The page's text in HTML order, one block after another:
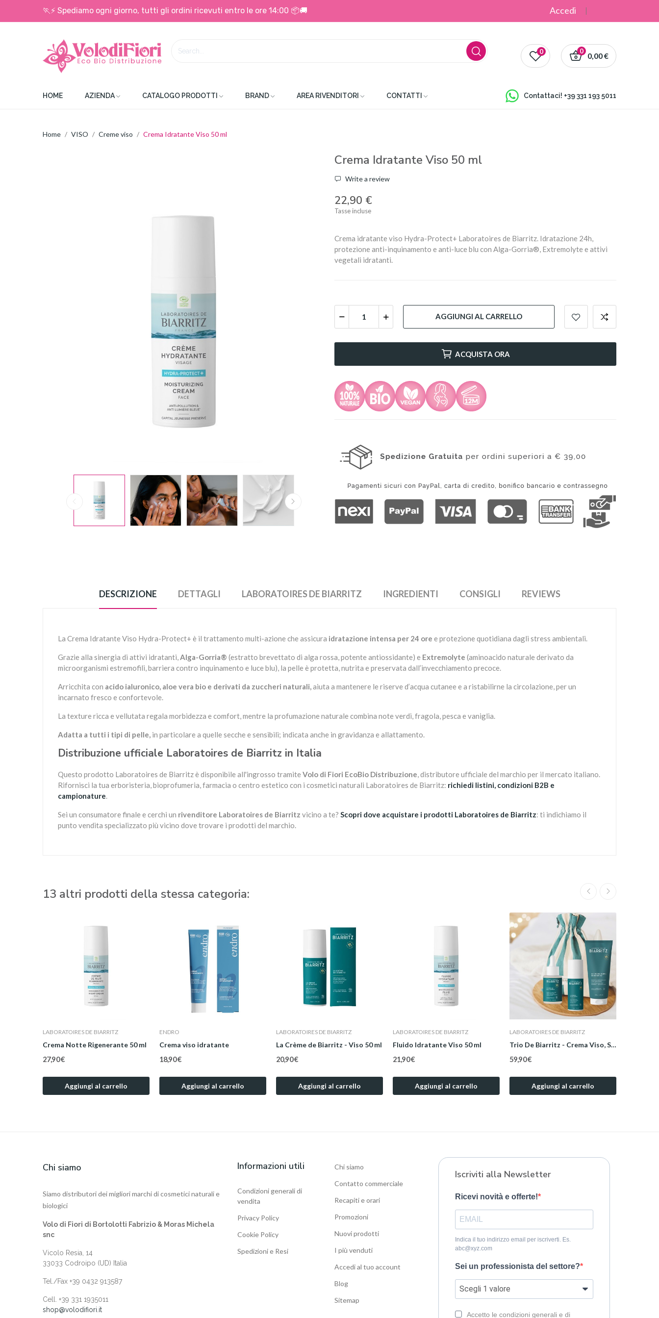
🏃⚡ Spediamo ogni giorno, tutti gli ordini ricevuti entro le ore 14:00 📦🚚 Accedi
0 0,00 €
0
HOME AZIENDA CATALOGO PRODOTTI BRAND AREA RIVENDITORI CONTATTI Contattaci! +39 331 193 5011
Home VISO Creme viso Crema Idratante Viso 50 ml
Crema Idratante Viso 50 ml
Write a review
22,90 €
Tasse incluse
Crema idratante viso Hydra-Protect+ Laboratoires de Biarritz. Idratazione 24h,
protezione anti-inquinamento e anti-luce blu con Alga-Gorria®, Extremolyte e attivi
vegetali idratanti.
AGGIUNGI AL CARRELLO
ACQUISTA ORA
DESCRIZIONE DETTAGLI LABORATOIRES DE BIARRITZ INGREDIENTI CONSIGLI REVIEWS
La Crema Idratante Viso Hydra-Protect+ è il trattamento multi-azione che assicura idratazione intensa per 24 ore e protezione quotidiana dagli stress ambientali.
Grazie alla sinergia di attivi idratanti,Alga-Gorria® (estratto brevettato di alga rossa, potente antiossidante) e Extremolyte (aminoacido naturale derivato da
microorganismi estremofili, barriera contro inquinamento e luce blu), la pelle è protetta, nutrita e preservata dall’invecchiamento precoce.
Arricchita con acido ialuronico, aloe vera bio e derivati da zuccheri naturali,aiuta a mantenere le riserve d’acqua cutanee e a ristabilirne la circolazione, per un
incarnato fresco e confortevole.
La texture ricca e vellutata regala morbidezza e comfort, mentre la profumazione naturale combina note verdi, fragola, pesca e vaniglia.
Adatta a tutti i tipi di pelle, in particolare a quelle secche e sensibili; indicata anche in gravidanza e allattamento.
Distribuzione ufficiale Laboratoires de Biarritz in Italia
Questo prodotto Laboratoires de Biarritz è disponibile all'ingrosso tramite Volo di Fiori EcoBio Distribuzione, distributore ufficiale del marchio per il mercato italiano.
Rifornisci la tua erboristeria, bioprofumeria, farmacia o centro estetico con i cosmetici naturali Laboratoires de Biarritz: richiedi listini, condizioni B2B e
campionature.
Sei un consumatore finale e cerchi un rivenditore Laboratoires de Biarritz vicino a te? Scopri dove acquistare i prodotti Laboratoires de Biarritz: ti indichiamo il
punto vendita specializzato più vicino dove trovare i prodotti del marchio.
13 altri prodotti della stessa categoria:
LABORATOIRES DE BIARRITZ
Crema Notte Rigenerante 50 ml
27,90 €
Aggiungi al carrello
ENDRO
Crema viso idratante
18,90 €
Aggiungi al carrello
LABORATOIRES DE BIARRITZ
La Crème de Biarritz - Viso 50 ml
20,90 €
Aggiungi al carrello
LABORATOIRES DE BIARRITZ
Fluido Idratante Viso 50 ml
21,90 €
Aggiungi al carrello
LABORATOIRES DE BIARRITZ
Trio De Biarritz - Crema Viso, Siero Viso e...
59,90 €
Aggiungi al carrello
Chi siamo
Siamo distributori dei migliori marchi di cosmetici naturali e
biologici
Volo di Fiori di Bortolotti Fabrizio & Moras Michela
snc
Vicolo Resia, 14
33033 Codroipo (UD) Italia
Tel./Fax +39 0432 913587
Cell. +‎39 331 1935011
shop@volodifiori.it
Informazioni utili
Condizioni generali di
vendita
Privacy Policy
Cookie Policy
Spedizioni e Resi
Chi siamo
Contatto commerciale
Recapiti e orari
Promozioni
Nuovi prodotti
I più venduti
Accedi al tuo account
Blog
Sitemap
Iscriviti alla Newsletter
Ricevi novità e offerte!
Indica il tuo indirizzo email per iscriverti. Es.
abc@xyz.com
Sei un professionista del settore?
Accetto le condizioni generali e di